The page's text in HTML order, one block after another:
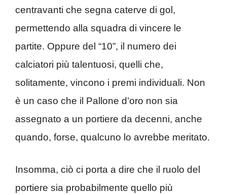
centravanti che segna caterve di gol,
permettendo alla squadra di vincere le
partite. Oppure del “10”, il numero dei
calciatori più talentuosi, quelli che,
solitamente, vincono i premi individuali. Non
è un caso che il Pallone d’oro non sia
assegnato a un portiere da decenni, anche
quando, forse, qualcuno lo avrebbe meritato.
Insomma, ciò ci porta a dire che il ruolo del
portiere sia probabilmente quello più